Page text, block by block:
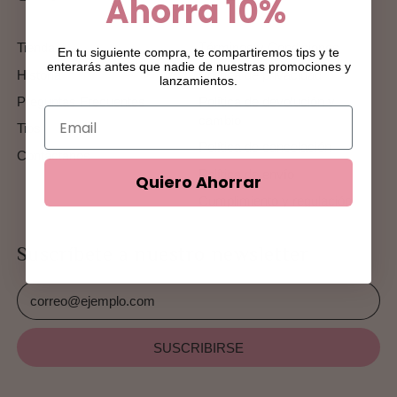
Tienda
Historia
Preguntas Frecuentes
Tips
Contáctanos
Términos y Condiciones
Política de privacidad
Política de cancelación
Política de envío
Cumplimiento y regulación
Suscríbete a nuestro newsletter
Dirección de correo electrónico
SUSCRIBIRSE
Ahorra10%
En tu siguiente compra, te compartiremos tips y te
enterarás antes que nadie de nuestras promociones y
lanzamientos.
Quiero Ahorrar